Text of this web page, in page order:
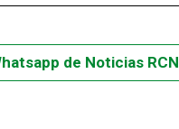
de Noticias RCN